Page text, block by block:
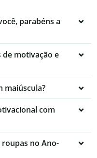
parabéns a
de motivação e
maiúscula?
com
roupas no Ano-